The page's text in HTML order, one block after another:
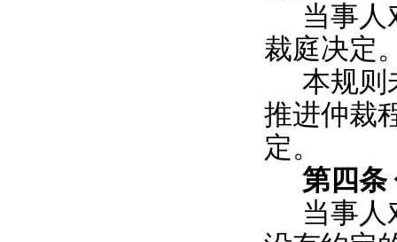
当事人
裁庭决定
本规则
推进仲裁
定。
第四条
当事人